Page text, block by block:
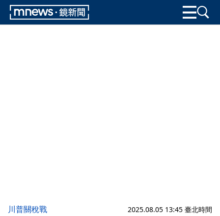
川普關稅戰 2025.08.05 13:45 臺北時間